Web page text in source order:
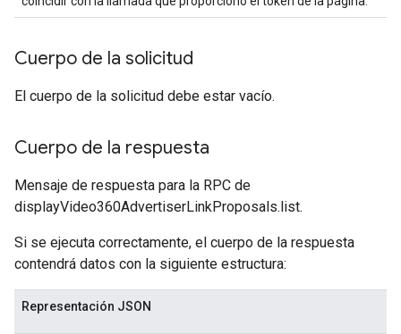
Cuerpo de la solicitud
El cuerpo de la solicitud debe estar vacío.
Cuerpo de la respuesta
Mensaje de respuesta para la RPC de
displayVideo360AdvertiserLinkProposals.list.
Si se ejecuta correctamente, el cuerpo de la respuesta
contendrá datos con la siguiente estructura:
Representación JSON